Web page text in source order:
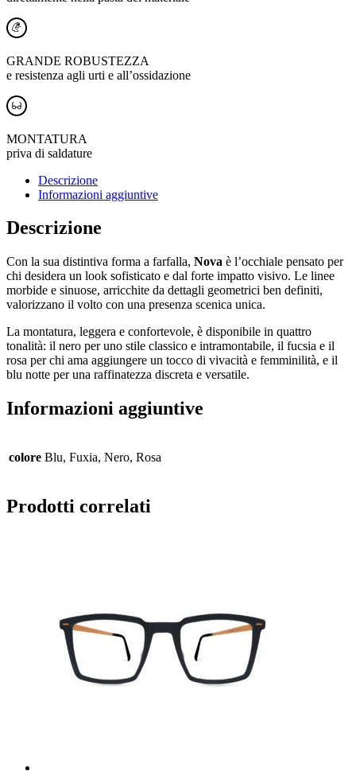
GRANDE ROBUSTEZZA
e resistenza agli urti e all’ossidazione
MONTATURA
priva di saldature
Descrizione
Informazioni aggiuntive
Descrizione
Con la sua distintiva forma a farfalla, Nova è l’occhiale pensato per
chi desidera un look sofisticato e dal forte impatto visivo. Le linee
morbide e sinuose, arricchite da dettagli geometrici ben definiti,
valorizzano il volto con una presenza scenica unica.
La montatura, leggera e confortevole, è disponibile in quattro
tonalità: il nero per uno stile classico e intramontabile, il fucsia e il
rosa per chi ama aggiungere un tocco di vivacità e femminilità, e il
blu notte per una raffinatezza discreta e versatile.
Informazioni aggiuntive
colore Blu, Fuxia, Nero, Rosa
Prodotti correlati